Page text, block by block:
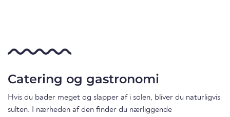
Catering og gastronomi
Hvis du bader meget og slapper af i solen, bliver du naturligvis
sulten. I nærheden af den finder du nærliggende